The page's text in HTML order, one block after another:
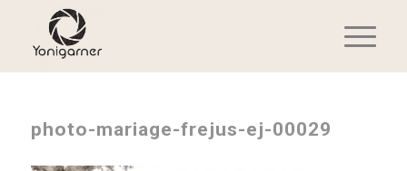
photo-mariage-frejus-ej-00029